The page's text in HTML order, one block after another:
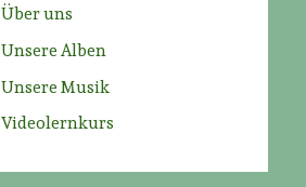
Über uns
Unsere Alben
Unsere Musik
Videolernkurs